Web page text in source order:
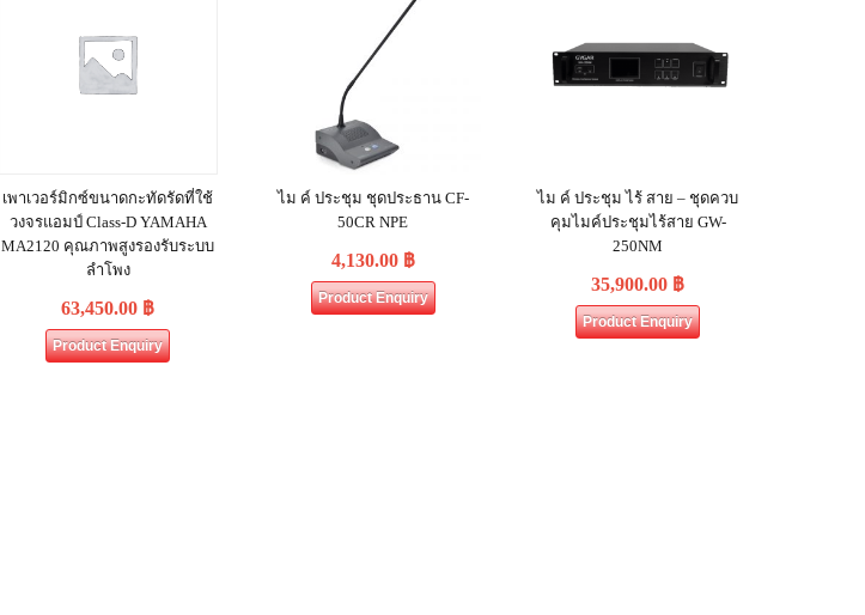
เพาเวอร์มิกซ์ขนาดกะทัดรัดที่ใช้
วงจรแอมป์ Class-D YAMAHA
MA2120 คุณภาพสูงรองรับระบบ
ลำโพง
63,450.00 ฿
Product Enquiry
ไม ค์ ประชุม ชุดประธาน CF-
50CR NPE
4,130.00 ฿
Product Enquiry
ไม ค์ ประชุม ไร้ สาย – ชุดควบ
คุมไมค์ประชุมไร้สาย GW-
250NM
35,900.00 ฿
Product Enquiry